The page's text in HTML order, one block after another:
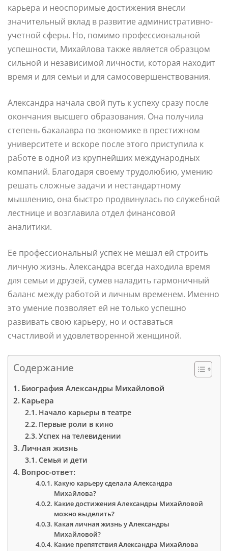
карьера и неоспоримые достижения внесли
значительный вклад в развитие административно-
учетной сферы. Но, помимо профессиональной
успешности, Михайлова также является образцом
сильной и независимой личности, которая находит
время и для семьи и для самосовершенствования.
Александра начала свой путь к успеху сразу после
окончания высшего образования. Она получила
степень бакалавра по экономике в престижном
университете и вскоре после этого приступила к
работе в одной из крупнейших международных
компаний. Благодаря своему трудолюбию, умению
решать сложные задачи и нестандартному
мышлению, она быстро продвинулась по служебной
лестнице и возглавила отдел финансовой
аналитики.
Ее профессиональный успех не мешал ей строить
личную жизнь. Александра всегда находила время
для семьи и друзей, сумев наладить гармоничный
баланс между работой и личным временем. Именно
это умение позволяет ей не только успешно
развивать свою карьеру, но и оставаться
счастливой и удовлетворенной женщиной.
Содержание
Биография Александры Михайловой
Карьера
Начало карьеры в театре
Первые роли в кино
Успех на телевидении
Личная жизнь
Семья и дети
Вопрос-ответ:
Какую карьеру сделала Александра
Михайлова?
Какие достижения Александры Михайловой
можно выделить?
Какая личная жизнь у Александры
Михайловой?
Какие препятствия Александра Михайлова